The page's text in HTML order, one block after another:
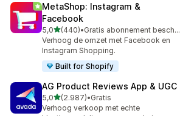
MetaShop: Instagram &
Facebook
5,0van 5 sterren
(440)
440 recensies in totaal
•
Gratis abonnement beschikbaar
Verhoog de omzet met Facebook en
Instagram Shopping.
Built for Shopify
AG Product Reviews App & UGC
5,0van 5 sterren
(2.987)
2987 recensies in totaal
•Gratis
Verhoog verkoop met echte